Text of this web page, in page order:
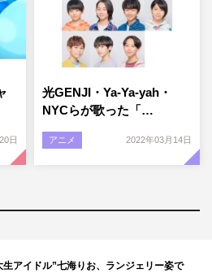
日
光GENJI・Ya-Ya-yah・
NYCらが歌った「…
アニメ 2022年03月14日
生アイドル”七海りお、ランジェリー姿で